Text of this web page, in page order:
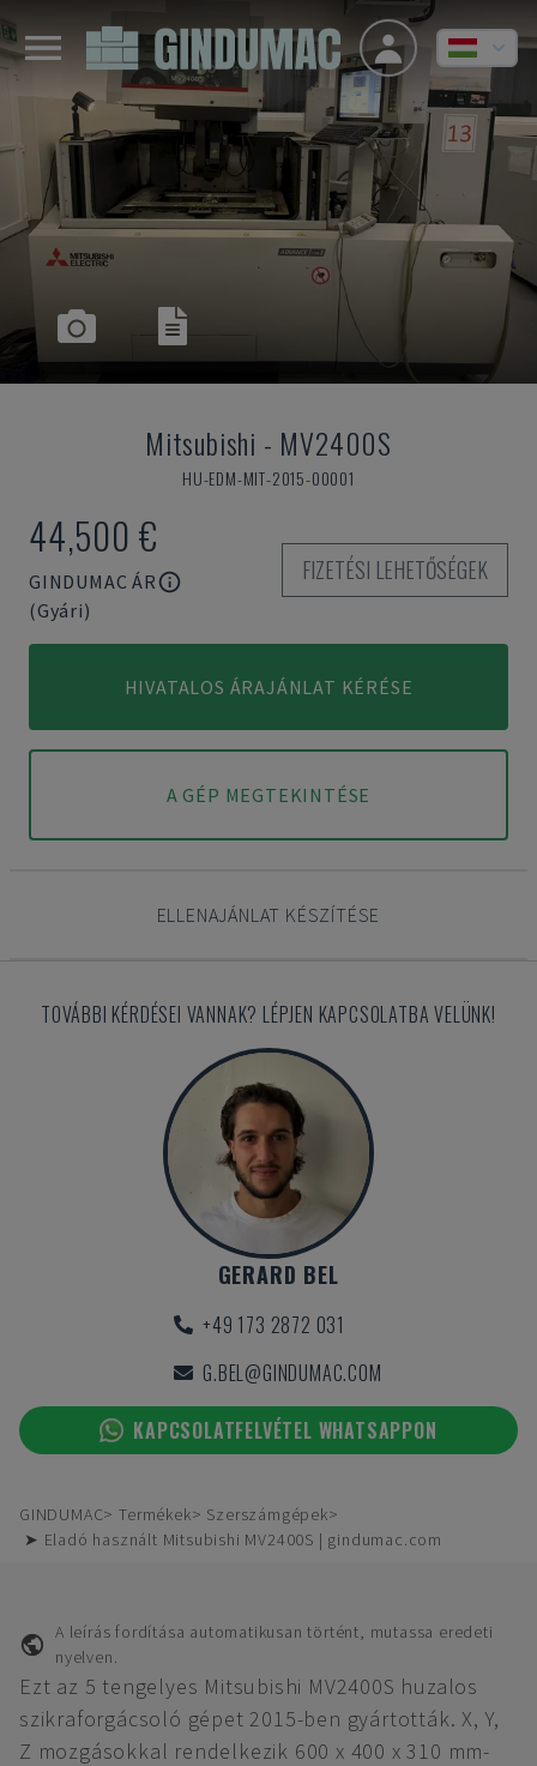
Mitsubishi - MV2400S
HU-EDM-MIT-2015-00001
44,500 €
GINDUMAC ÁR
(Gyári)
FIZETÉSI LEHETŐSÉGEK
HIVATALOS ÁRAJÁNLAT KÉRÉSE
A GÉP MEGTEKINTÉSE
ELLENAJÁNLAT KÉSZÍTÉSE
TOVÁBBI KÉRDÉSEI VANNAK? LÉPJEN KAPCSOLATBA VELÜNK!
GERARD BEL
+49 173 2872 031
G.BEL@GINDUMAC.COM
KAPCSOLATFELVÉTEL WHATSAPPON
GINDUMAC Termékek
Szerszámgépek
➤ Eladó használt Mitsubishi MV2400S | gindumac.com
A leírás fordítása automatikusan történt, mutassa eredeti
nyelven.
Ezt az 5 tengelyes Mitsubishi MV2400S huzalos
szikraforgácsoló gépet 2015-ben gyártották. X, Y,
Z mozgásokkal rendelkezik 600 x 400 x 310 mm-